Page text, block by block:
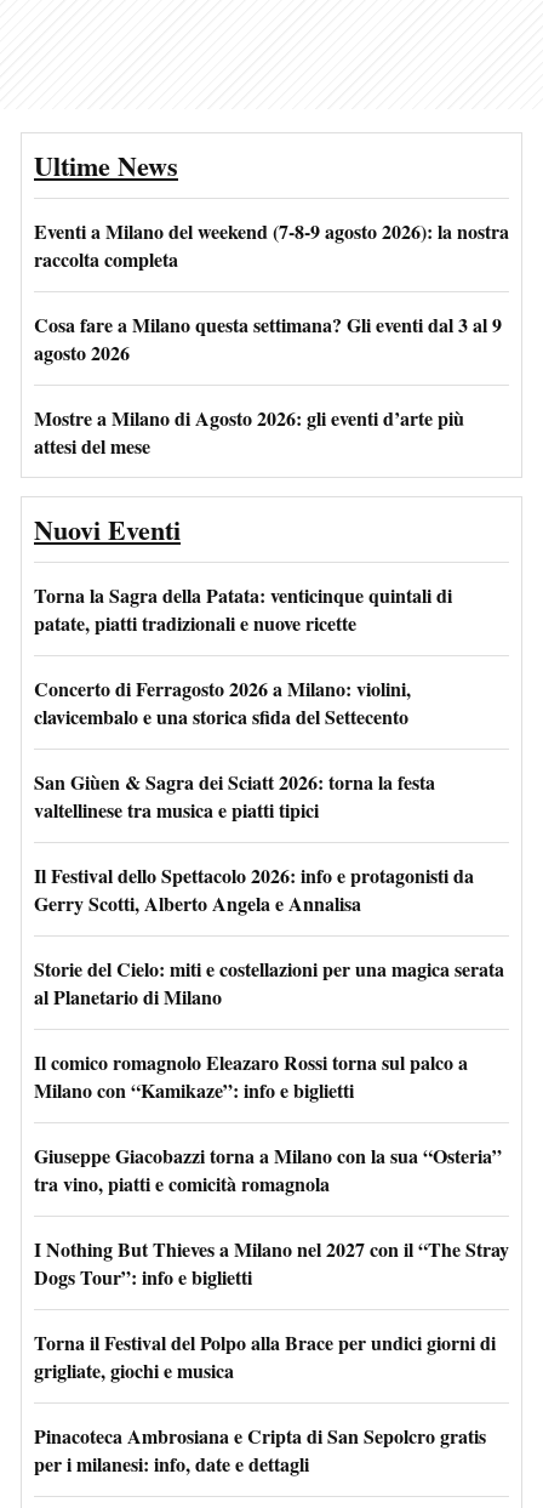
Ultime News
Eventi a Milano del weekend (7-8-9 agosto 2026): la nostra
raccolta completa
Cosa fare a Milano questa settimana? Gli eventi dal 3 al 9
agosto 2026
Mostre a Milano di Agosto 2026: gli eventi d’arte più
attesi del mese
Nuovi Eventi
Torna la Sagra della Patata: venticinque quintali di
patate, piatti tradizionali e nuove ricette
Concerto di Ferragosto 2026 a Milano: violini,
clavicembalo e una storica sfida del Settecento
San Giùen & Sagra dei Sciatt 2026: torna la festa
valtellinese tra musica e piatti tipici
Il Festival dello Spettacolo 2026: info e protagonisti da
Gerry Scotti, Alberto Angela e Annalisa
Storie del Cielo: miti e costellazioni per una magica serata
al Planetario di Milano
Il comico romagnolo Eleazaro Rossi torna sul palco a
Milano con “Kamikaze”: info e biglietti
Giuseppe Giacobazzi torna a Milano con la sua “Osteria”
tra vino, piatti e comicità romagnola
I Nothing But Thieves a Milano nel 2027 con il “The Stray
Dogs Tour”: info e biglietti
Torna il Festival del Polpo alla Brace per undici giorni di
grigliate, giochi e musica
Pinacoteca Ambrosiana e Cripta di San Sepolcro gratis
per i milanesi: info, date e dettagli